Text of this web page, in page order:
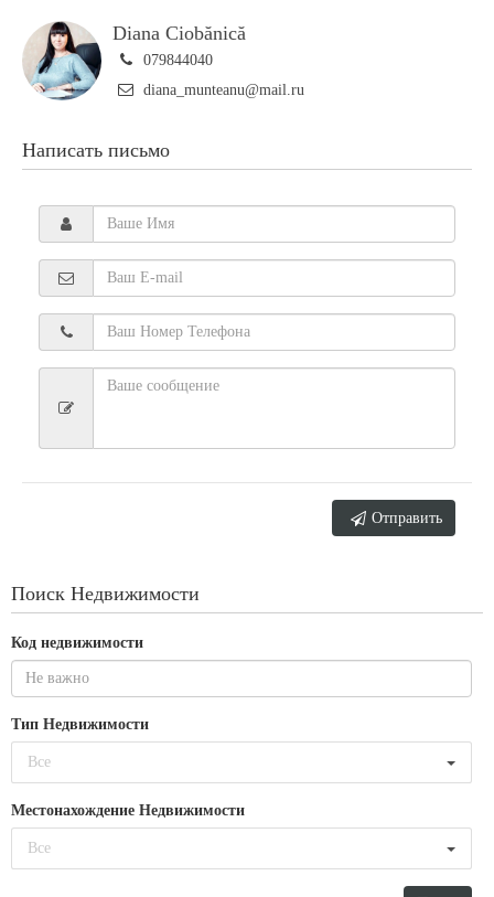
Diana Ciobănică
079844040
diana_munteanu@mail.ru
Написать письмо
Отправить
Поиск Недвижимости
Код недвижимости
Тип Недвижимости
Все
Местонахождение Недвижимости
Все